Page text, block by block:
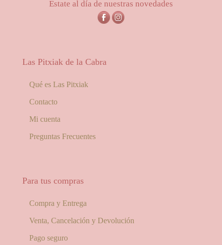
Estate al día de nuestras novedades
Las Pitxiak de la Cabra
Qué es Las Pitxiak
Contacto
Mi cuenta
Preguntas Frecuentes
Para tus compras
Compra y Entrega
Venta, Cancelación y Devolución
Pago seguro